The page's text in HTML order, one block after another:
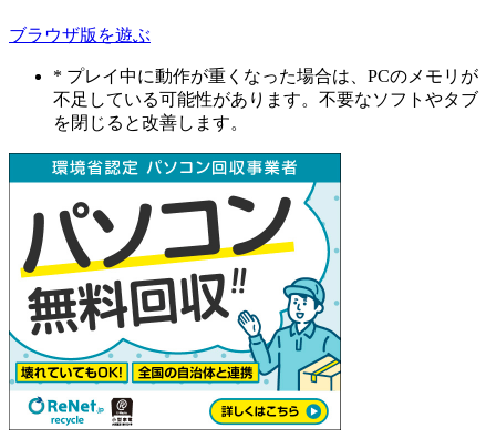
ブラウザ版を遊ぶ
* プレイ中に動作が重くなった場合は、PCのメモリが
不足している可能性があります。不要なソフトやタブ
を閉じると改善します。